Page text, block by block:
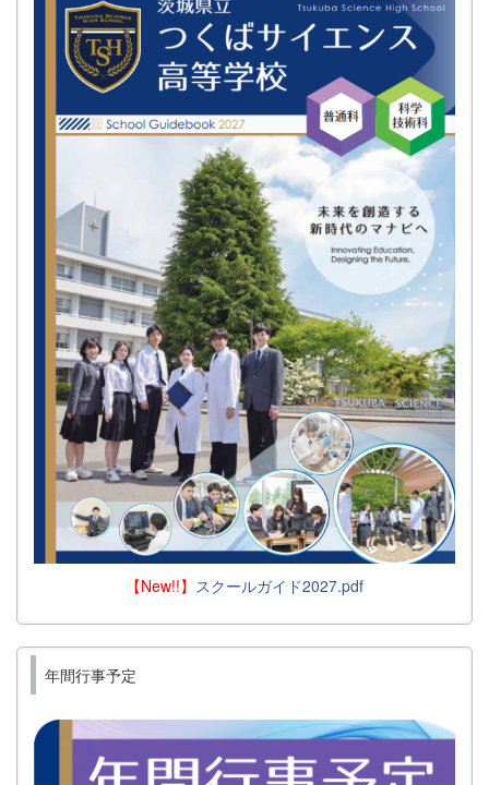
【New!!】 スクールガイド2027.pdf
年間行事予定